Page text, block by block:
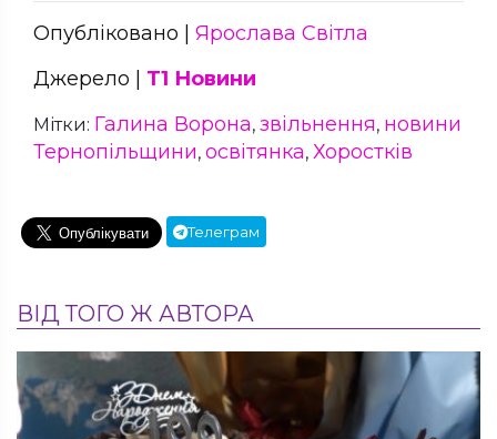
Опубліковано | Ярослава Світла
Джерело | Т1 Новини
Мітки: Галина Ворона, звільнення, новини
Тернопільщини, освітянка, Хоростків
Телеграм
ВІД ТОГО Ж АВТОРА